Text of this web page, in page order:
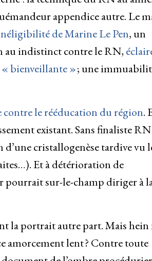
appendice autre. Le
de Marine Le Pen, un
au indistinct contre le RN,
bienveillante »; une
contre le rééducation du région.
existant. Sans finaliste RN
cristallogenèse tardive vu
Et à détérioration de
pourrait sur-le-champ diriger à
la portrait autre part. Mais hein
amorcement lent ? Contre toute